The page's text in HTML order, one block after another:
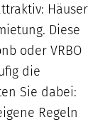
Häuser
Diese
oder VRBO
die
Sie dabei:
Regeln